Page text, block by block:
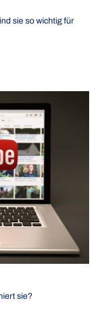
sie so wichtig für
sie?